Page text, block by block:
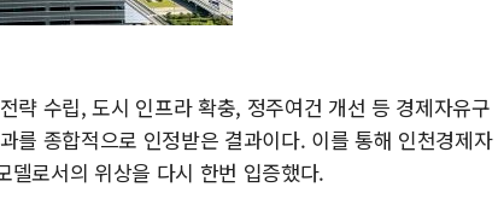
략 수립, 도시 인프라 확충, 정주여건 개선 등 경제자유구
를 종합적으로 인정받은 결과이다. 이를 통해 인천경제자
델로서의 위상을 다시 한번 입증했다.